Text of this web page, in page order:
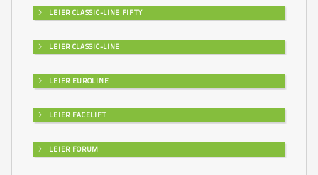
LEIER CLASSIC-LINE FIFTY
LEIER CLASSIC-LINE
LEIER EUROLINE
LEIER FACELIFT
LEIER FORUM